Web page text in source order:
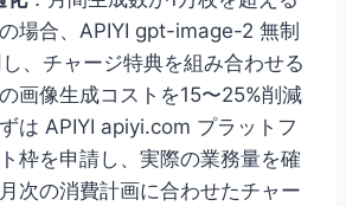
場合、APIYI gpt-image-2 無制
、チャージ特典を組み合わせる
画像生成コストを15〜25%削減
は APIYI apiyi.com プラットフ
枠を申請し、実際の業務量を確
次の消費計画に合わせたチャー